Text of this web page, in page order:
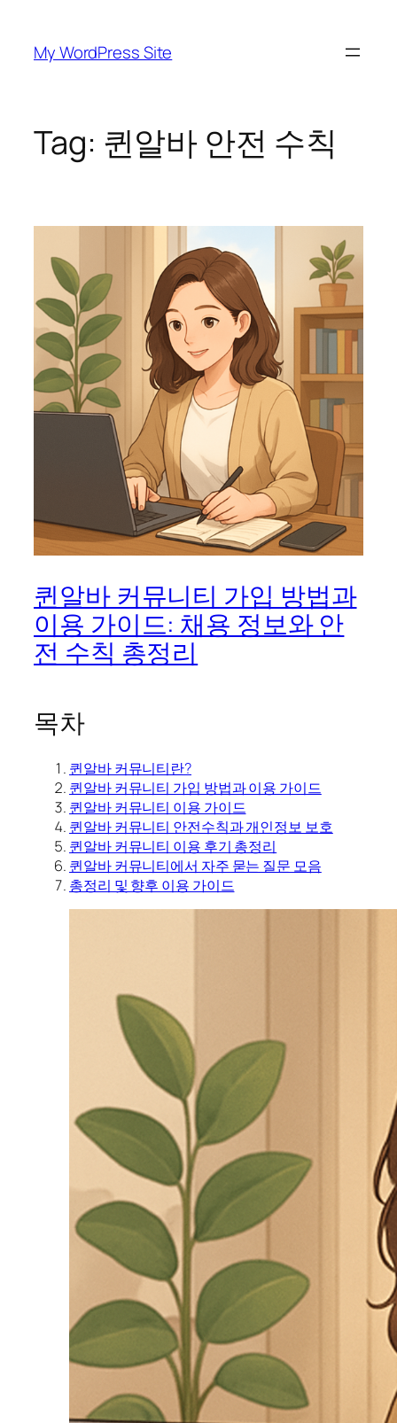
content
My WordPress Site
Tag: 퀸알바 안전 수칙
퀸알바 커뮤니티 가입 방법과
이용 가이드: 채용 정보와 안
전 수칙 총정리
목차
퀸알바 커뮤니티란?
퀸알바 커뮤니티 가입 방법과 이용 가이드
퀸알바 커뮤니티 이용 가이드
퀸알바 커뮤니티 안전수칙과 개인정보 보호
퀸알바 커뮤니티 이용 후기 총정리
퀸알바 커뮤니티에서 자주 묻는 질문 모음
총정리 및 향후 이용 가이드